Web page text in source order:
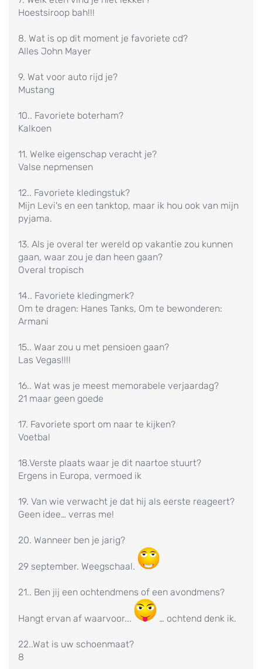
Hoestsiroop bah!!!
8. Wat is op dit moment je favoriete cd?
Alles John Mayer
9. Wat voor auto rijd je?
Mustang
10.. Favoriete boterham?
Kalkoen
11. Welke eigenschap veracht je?
Valse nepmensen
12.. Favoriete kledingstuk?
Mijn Levi's en een tanktop, maar ik hou ook van mijn
pyjama.
13. Als je overal ter wereld op vakantie zou kunnen
gaan, waar zou je dan heen gaan?
Overal tropisch
14.. Favoriete kledingmerk?
Om te dragen: Hanes Tanks, Om te bewonderen:
Armani
15.. Waar zou u met pensioen gaan?
Las Vegas!!!!
16.. Wat was je meest memorabele verjaardag?
21 maar geen goede
17. Favoriete sport om naar te kijken?
Voetbal
18.Verste plaats waar je dit naartoe stuurt?
Ergens in Europa, vermoed ik
19. Van wie verwacht je dat hij als eerste reageert?
Geen idee… verras me!
20. Wanneer ben je jarig?
29 september. Weegschaal.
21.. Ben jij een ochtendmens of een avondmens?
Hangt ervan af waarvoor... … ochtend denk ik.
22..Wat is uw schoenmaat?
8